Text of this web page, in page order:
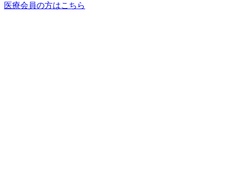
医療会員の方はこちら